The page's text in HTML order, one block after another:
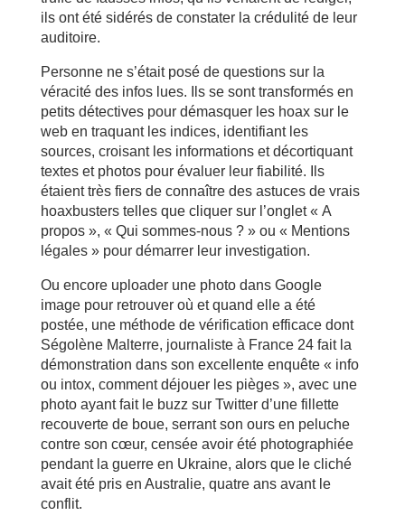
ils ont été sidérés de constater la crédulité de leur
auditoire.
Personne ne s’était posé de questions sur la
véracité des infos lues. Ils se sont transformés en
petits détectives pour démasquer les hoax sur le
web en traquant les indices, identifiant les
sources, croisant les informations et décortiquant
textes et photos pour évaluer leur fiabilité. Ils
étaient très fiers de connaître des astuces de vrais
hoaxbusters telles que cliquer sur l’onglet « A
propos », « Qui sommes-nous ? » ou « Mentions
légales » pour démarrer leur investigation.
Ou encore uploader une photo dans Google
image pour retrouver où et quand elle a été
postée, une méthode de vérification efficace dont
Ségolène Malterre, journaliste à France 24 fait la
démonstration dans son excellente enquête « info
ou intox, comment déjouer les pièges », avec une
photo ayant fait le buzz sur Twitter d’une fillette
recouverte de boue, serrant son ours en peluche
contre son cœur, censée avoir été photographiée
pendant la guerre en Ukraine, alors que le cliché
avait été pris en Australie, quatre ans avant le
conflit.